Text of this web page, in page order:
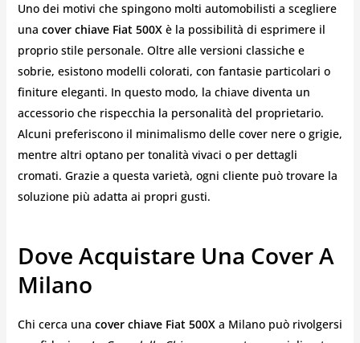
Uno dei motivi che spingono molti automobilisti a scegliere
una cover chiave Fiat 500Xè la possibilità di esprimere il
proprio stile personale. Oltre alle versioni classiche e
sobrie, esistono modelli colorati, con fantasie particolari o
finiture eleganti. In questo modo, la chiave diventa un
accessorio che rispecchia la personalità del proprietario.
Alcuni preferiscono il minimalismo delle cover nere o grigie,
mentre altri optano per tonalità vivaci o per dettagli
cromati. Grazie a questa varietà, ogni cliente può trovare la
soluzione più adatta ai propri gusti.
Dove Acquistare Una Cover A
Milano
Chi cerca una cover chiave Fiat 500Xa Milano può rivolgersi